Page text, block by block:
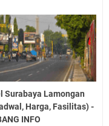
Surabaya Lamongan
Harga, Fasilitas) -
INFO